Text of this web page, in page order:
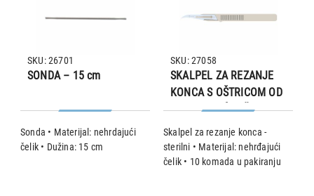
SONDA – 15 cm
Sonda • Materijal: nehrdajući
čelik • Dužina: 15 cm
SKU: 26701
SKALPEL ZA REZANJE
KONCA S OŠTRICOM OD
NEHRĐAJUĆEG ČELIKA,
10 kom.
Skalpel za rezanje konca -
sterilni • Materijal: nehrđajući
čelik • 10 komada u pakiranju
SKU: 27058